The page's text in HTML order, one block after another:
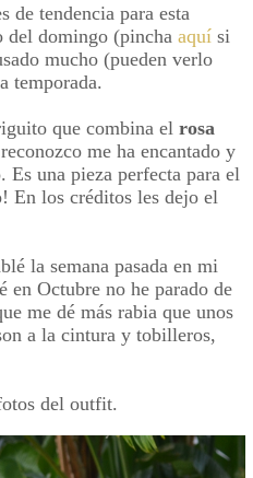
de tendencia para esta
del domingo (pincha aquí si
mucho (pueden verlo
temporada.
que combina el rosa
me ha encantado y
Es una pieza perfecta para el
En los créditos les dejo el
la semana pasada en mi
en Octubre no he parado de
me dé más rabia que unos
a la cintura y tobilleros,
del outfit.